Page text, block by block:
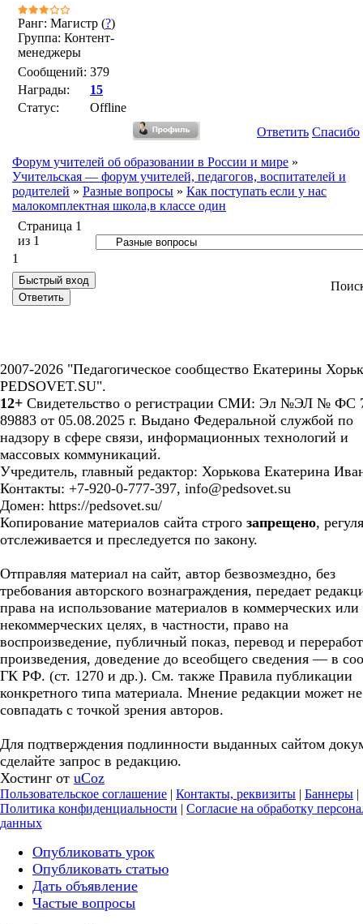
Ранг: Магистр (?)
Группа: Контент-
менеджеры
Сообщений: 379
Награды:
15
Статус:
Offline
Ответить Спасибо
Форум учителей об образовании в России и мире »
Учительская — форум учителей, педагогов, воспитателей и
родителей » Разные вопросы » Как поступать если у нас
малокомплектная школа,в классе один
Страница 1
из 1
1
2007-2026 "Педагогическое сообщество Екатерины
PEDSOVET.SU".
12+ Свидетельство о регистрации СМИ: Эл №ЭЛ № ФС
89883 от 05.08.2025 г. Выдано Федеральной службой по
надзору в сфере связи, информационных технологий и
массовых коммуникаций.
Учредитель, главный редактор: Хорькова Екатерина
Контакты: +7-920-0-777-397, info@pedsovet.su
Домен: https://pedsovet.su/
Копирование материалов сайта строго запрещено,
отслеживается и преследуется по закону.
Отправляя материал на сайт, автор безвозмездно, без
требования авторского вознаграждения, передает
права на использование материалов в коммерческих или
некоммерческих целях, в частности, право на
воспроизведение, публичный показ, перевод и
произведения, доведение до всеобщего сведения — в
ГК РФ. (ст. 1270 и др.). См. также Правила публикации
конкретного типа материала. Мнение редакции может не
совпадать с точкой зрения авторов.
Для подтверждения подлинности выданных сайтом
сделайте запрос в редакцию.
Хостинг от uCoz
Пользовательское соглашение | Контакты, реквизиты | Баннеры |
Политика конфиденциальности | Согласие на обработку
данных
Опубликовать урок
Опубликовать статью
Дать объявление
Частые вопросы